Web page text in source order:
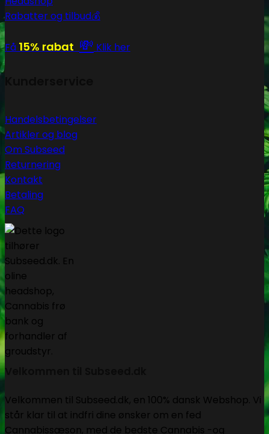
Rabatter og tilbud💰
Få 15% rabat 💸 Klik her
Handelsbetingelser
Artikler og blog
Om Subseed
Returnering
Kontakt
Betaling
FAQ
Velkommen til Subseed.dk, en 100% dansk Webshop. Vi
står klar til at indfri dine ønsker om en fed
Cannabissæson, med de bedste Cannabis -og